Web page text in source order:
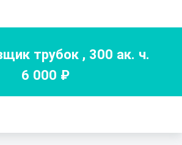
трубок , 300 ак. ч.
6 000 ₽